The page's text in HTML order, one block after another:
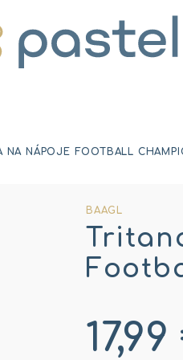
NA NÁPOJE FOOTBALL
BAAGL